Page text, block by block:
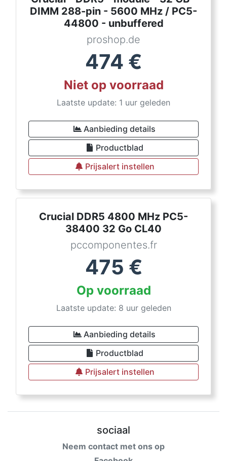
DIMM 288-pin - 5600 MHz / PC5-
44800 - unbuffered
proshop.de
474 €
Niet op voorraad
Laatste update: 1 uur geleden
Aanbieding details
Productblad
Prijsalert instellen
Crucial DDR5 4800 MHz PC5-
38400 32 Go CL40
pccomponentes.fr
475 €
Op voorraad
Laatste update: 8 uur geleden
Aanbieding details
Productblad
Prijsalert instellen
sociaal
Neem contact met ons op